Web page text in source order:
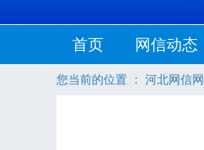
首页 网信动态
您当前的位置 ： 河北网信网